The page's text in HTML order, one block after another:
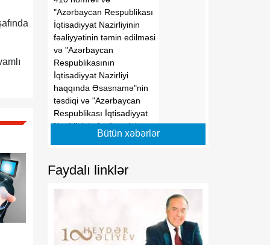
"Azərbaycan Respublikası
İqtisadiyyat Nazirliyinin
fəaliyyətinin təmin edilməsi
və "Azərbaycan
Respublikasının
İqtisadiyyat Nazirliyi
haqqında Əsasnamə"nin
təsdiqi və "Azərbaycan
Respublikası İqtisadiyyat
Nazirliyinin fəaliyyətinin
təmin edilməsi və
İqtisadi İnkişaf Nazirliyinin
fəaliyyətinin
təkmilləşdirilməsi ilə bağlı
Prezidentinin 2006-cı il 28
dekabr tarixli 504 nömrəli
Bütün xəbərlər
Faydalı linklər